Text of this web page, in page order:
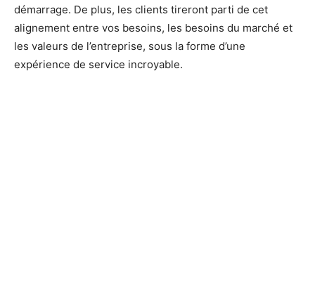
démarrage. De plus, les clients tireront parti de cet
alignement entre vos besoins, les besoins du marché et
les valeurs de l’entreprise, sous la forme d’une
expérience de service incroyable.